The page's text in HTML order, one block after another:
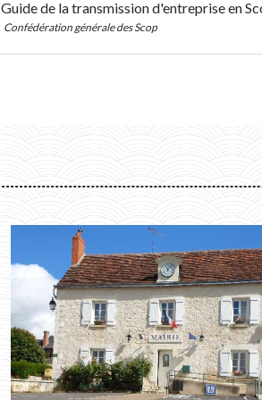
Guide de la transmission d'entreprise en
Confédération générale des Scop